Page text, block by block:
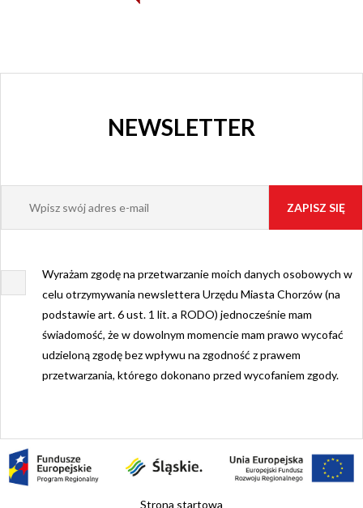
NEWSLETTER
Wyrażam zgodę na przetwarzanie moich danych osobowych w
celu otrzymywania newslettera Urzędu Miasta Chorzów (na
podstawie art. 6 ust. 1 lit. a RODO) jednocześnie mam
świadomość, że w dowolnym momencie mam prawo wycofać
udzieloną zgodę bez wpływu na zgodność z prawem
przetwarzania, którego dokonano przed wycofaniem zgody.
Strona startowa